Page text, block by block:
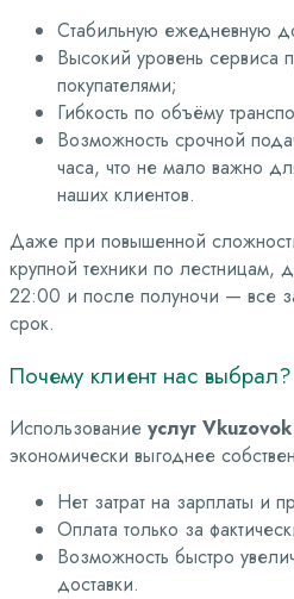
Стабильную ежедневную
Высокий уровень сервиса
покупателями;
Гибкость по объёму
Возможность срочной
часа, что не мало важно
наших клиентов.
Даже при повышенной
крупной техники по лестницам,
22:00 и после полуночи — все
срок.
Почему клиент нас выбрал?
Использование услуг Vkuzovok
экономически выгоднее
Нет затрат на зарплаты и
Оплата только за
Возможность быстро
доставки.